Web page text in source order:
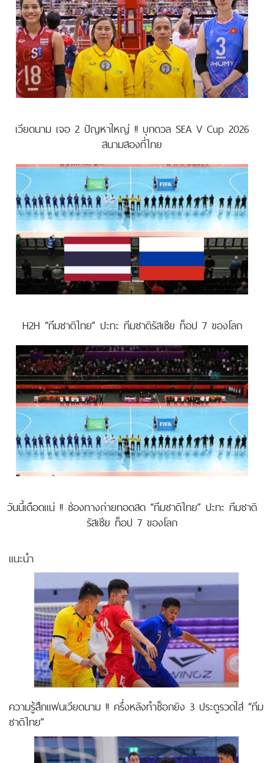
เวียดนาม เจอ 2 ปัญหาใหญ่ !! บุกดวล SEA V Cup 2026
สนามสองที่ไทย
H2H “ทีมชาติไทย” ปะทะ ทีมชาติรัสเซีย ท็อป 7 ของโลก
วันนี้เดือดแน่ !! ช่องทางถ่ายทอดสด “ทีมชาติไทย” ปะทะ ทีมชาติ
รัสเซีย ท็อป 7 ของโลก
แนะนำ
ความรู้สึกแฟนเวียดนาม !! ครึ่งหลังทำช็อกยิง 3 ประตูรวดใส่ “ทีม
ชาติไทย”